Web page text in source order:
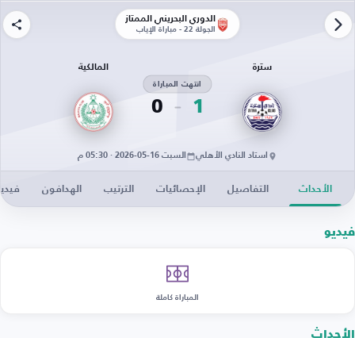
الدوري البحريني الممتاز
الجولة 22 - مباراة الإياب
سترة
1
انتهت المباراة
0
المالكية
استاد النادي الأهلي السبت 16-05-2026 · 05:30 م
الأحداث التفاصيل الإحصائيات الترتيب الهدافون
فيديو
المباراة كاملة
الأحداث